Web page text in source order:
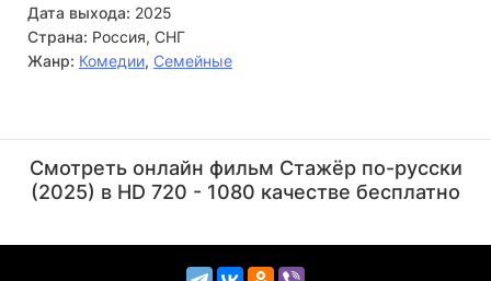
его действия продуманы до мелочей, а каждый успех
подкреплён загадочной целью. Сотрудники компании всё
чаще задаются вопросом: какие тайны и мотивы стоят за
безупречной работой этого седовласого курьера?
Дата выхода: 2025
Страна: Россия, СНГ
Жанр: Комедии, Семейные
Смотреть онлайн фильм Стажёр по-русски
(2025) в HD 720 - 1080 качестве бесплатно